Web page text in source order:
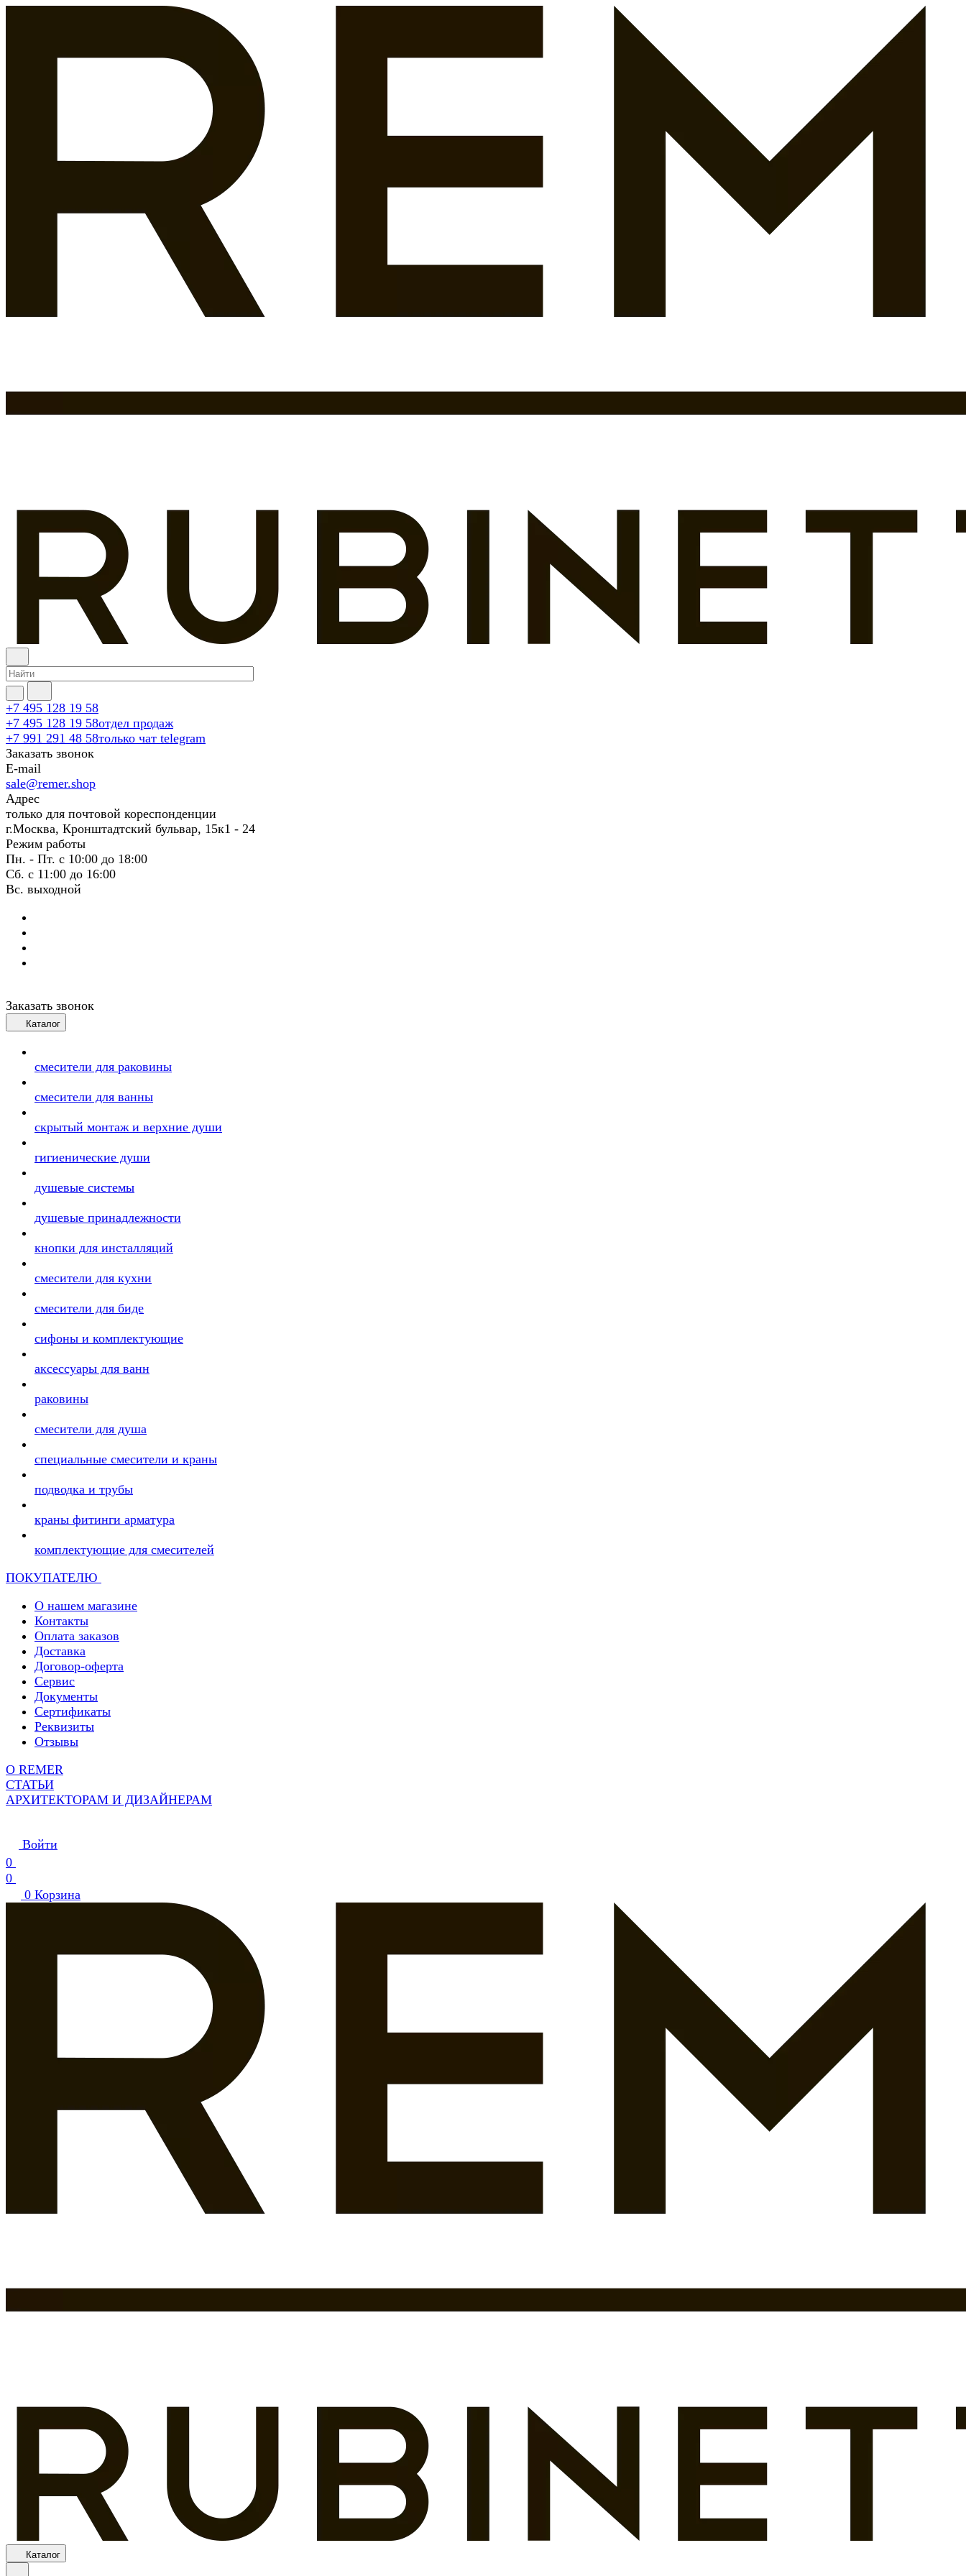
+7 495 128 19 58
+7 495 128 19 58отдел продаж
+7 991 291 48 58только чат telegram
Заказать звонок
E-mail
sale@remer.shop
Адрес
только для почтовой кореспонденции
г.Москва, Кронштадтский бульвар, 15к1 - 24
Режим работы
Пн. - Пт. с 10:00 до 18:00
Сб. с 11:00 до 16:00
Вс. выходной
Заказать звонок
Каталог
смесители для раковины
смесители для ванны
скрытый монтаж и верхние души
гигиенические души
душевые системы
душевые принадлежности
кнопки для инсталляций
смесители для кухни
смесители для биде
сифоны и комплектующие
аксессуары для ванн
раковины
смесители для душа
специальные смесители и краны
подводка и трубы
краны фитинги арматура
комплектующие для смесителей
ПОКУПАТЕЛЮ
О нашем магазине
Контакты
Оплата заказов
Доставка
Договор-оферта
Сервис
Документы
Сертификаты
Реквизиты
Отзывы
О REMER
СТАТЬИ
АРХИТЕКТОРАМ И ДИЗАЙНЕРАМ
Войти
0
0
0 Корзина
Каталог